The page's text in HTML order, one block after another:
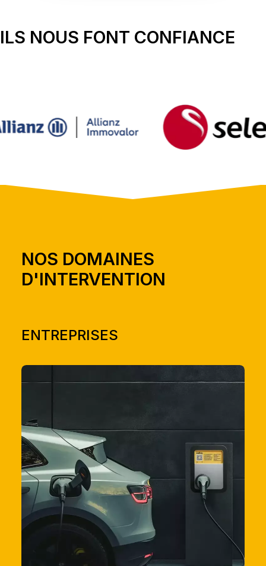
ILS NOUS FONT CONFIANCE
NOS DOMAINES
D'INTERVENTION
ENTREPRISES